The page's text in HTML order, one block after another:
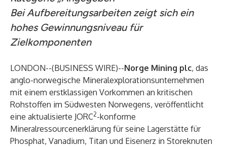
Bei Aufbereitungsarbeiten zeigt sich ein
hohes Gewinnungsniveau für
Zielkomponenten
LONDON--(BUSINESS WIRE)--Norge Mining plc, das
anglo-norwegische Mineralexplorationsunternehmen
mit einem erstklassigen Vorkommen an kritischen
Rohstoffen im Südwesten Norwegens, veröffentlicht
eine aktualisierte JORC2-konforme
Mineralressourcenerklärung für seine Lagerstätte für
Phosphat, Vanadium, Titan und Eisenerz in Storeknuten